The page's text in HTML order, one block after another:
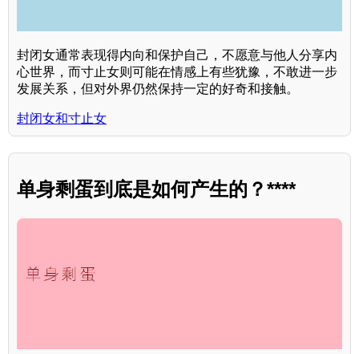
封闭女通常表现得内向和保护自己，不愿意与他人分享内
心世界，而寸止女则可能在情感上有些犹豫，不敢进一步
发展关系，但对外界仍然保持一定的好奇和接触。
封闭女和寸止女
单身剩蛋到底是如何产生的？****